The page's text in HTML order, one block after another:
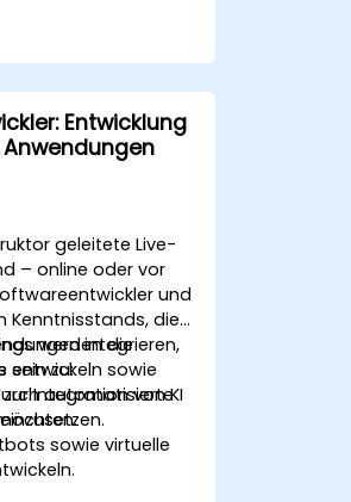
Entwicklung
geleitete Live-
– online oder vor
und
Kenntnisstands, die
integrieren,
entwickeln sowie
automatisierte
werden die
sein zu:
Integration von KI
sowie virtuelle